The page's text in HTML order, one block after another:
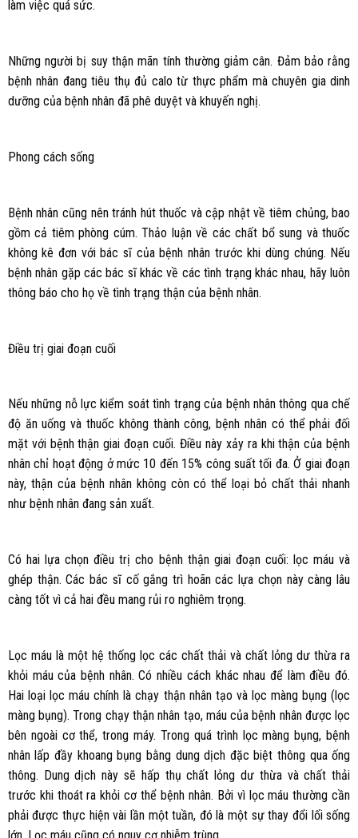
làm việc quá sức.
Những người bị suy thận mãn tính thường giảm cân. Đảm bảo rằng
bệnh nhân đang tiêu thụ đủ calo từ thực phẩm mà chuyên gia dinh
dưỡng của bệnh nhân đã phê duyệt và khuyến nghị.
Phong cách sống
Bệnh nhân cũng nên tránh hút thuốc và cập nhật về tiêm chủng, bao
gồm cả tiêm phòng cúm. Thảo luận về các chất bổ sung và thuốc
không kê đơn với bác sĩ của bệnh nhân trước khi dùng chúng. Nếu
bệnh nhân gặp các bác sĩ khác về các tình trạng khác nhau, hãy luôn
thông báo cho họ về tình trạng thận của bệnh nhân.
Điều trị giai đoạn cuối
Nếu những nỗ lực kiểm soát tình trạng của bệnh nhân thông qua chế
độ ăn uống và thuốc không thành công, bệnh nhân có thể phải đối
mặt với bệnh thận giai đoạn cuối. Điều này xảy ra khi thận của bệnh
nhân chỉ hoạt động ở mức 10 đến 15% công suất tối đa. Ở giai đoạn
này, thận của bệnh nhân không còn có thể loại bỏ chất thải nhanh
như bệnh nhân đang sản xuất.
Có hai lựa chọn điều trị cho bệnh thận giai đoạn cuối: lọc máu và
ghép thận. Các bác sĩ cố gắng trì hoãn các lựa chọn này càng lâu
càng tốt vì cả hai đều mang rủi ro nghiêm trọng.
Lọc máu là một hệ thống lọc các chất thải và chất lỏng dư thừa ra
khỏi máu của bệnh nhân. Có nhiều cách khác nhau để làm điều đó.
Hai loại lọc máu chính là chạy thận nhân tạo và lọc màng bụng (lọc
màng bụng). Trong chạy thận nhân tạo, máu của bệnh nhân được lọc
bên ngoài cơ thể, trong máy. Trong quá trình lọc màng bụng, bệnh
nhân lấp đầy khoang bụng bằng dung dịch đặc biệt thông qua ống
thông. Dung dịch này sẽ hấp thụ chất lỏng dư thừa và chất thải
trước khi thoát ra khỏi cơ thể bệnh nhân. Bởi vì lọc máu thường cần
phải được thực hiện vài lần một tuần, đó là một sự thay đổi lối sống